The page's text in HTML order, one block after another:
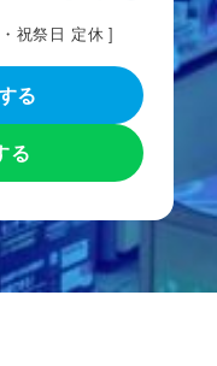
祝祭日 定休 ]
る
る